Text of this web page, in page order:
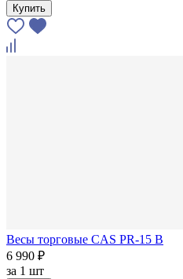
Купить
Весы торговые CAS PR-15 B
6 990 ₽
за 1 шт